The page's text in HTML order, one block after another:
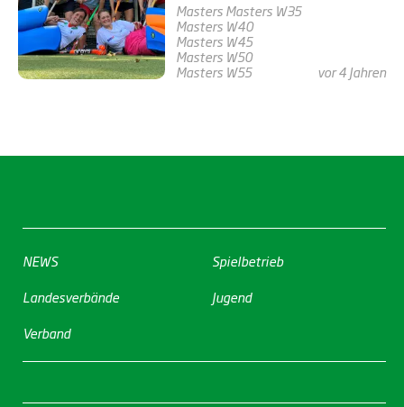
MastersMasters W35
Masters W40
Masters W45
Masters W50
Masters W55
vor 4 Jahren
NEWS
Landesverbände
Verband
Spielbetrieb
Jugend